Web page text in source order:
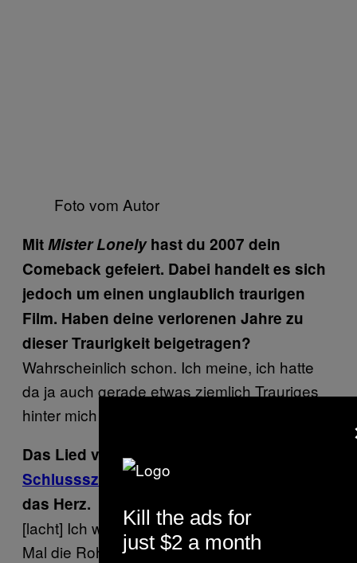
Foto vom Autor
MitMister Lonelyhast du 2007 dein
Comeback gefeiert. Dabei handelt es sich
jedoch um einen unglaublich traurigen
Film. Haben deine verlorenen Jahre zu
dieser Traurigkeit beigetragen?
Wahrscheinlich schon. Ich meine, ich hatte
da ja auch gerade etwas ziemlich Trauriges
hinter mich gebracht.
Das Lied von Iris Dement, das in der
Schlussszene
zu hören ist, bricht einem
das Herz.
[lacht] Ich weiß noch, wie ich mir zum ersten
Mal die Rohfassung des Films anschaute
Kill the ads for
just $2 a month